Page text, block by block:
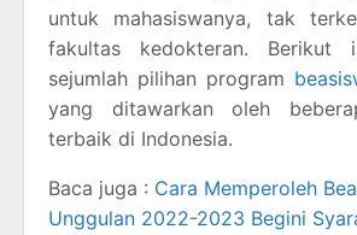
untuk mahasiswanya, tak
fakultas kedokteran. Berikut
sejumlah pilihan program
yang ditawarkan oleh
terbaik di Indonesia.
Baca juga : Cara Memperoleh
Unggulan 2022-2023 Begini